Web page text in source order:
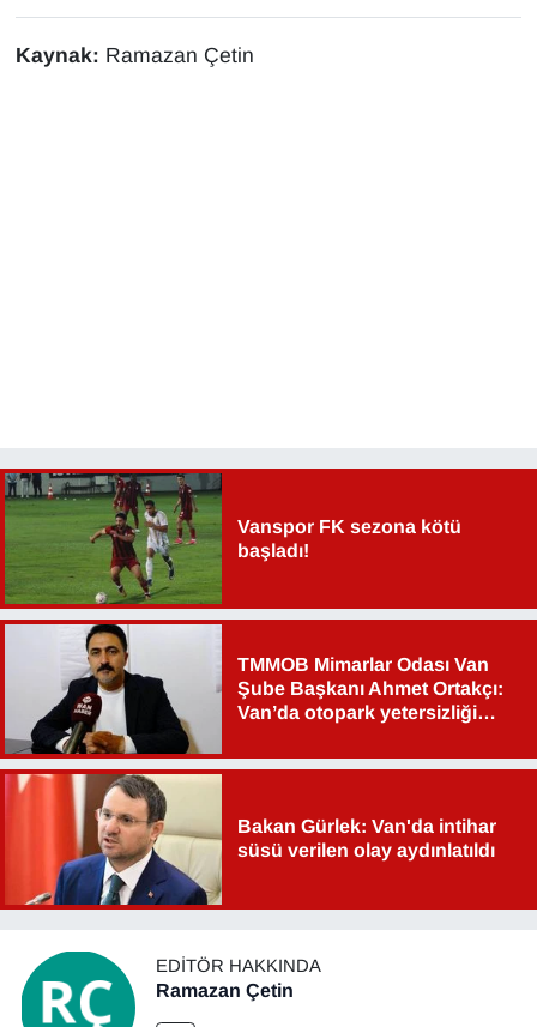
Kaynak: Ramazan Çetin
Vanspor FK sezona kötü
başladı!
TMMOB Mimarlar Odası Van
Şube Başkanı Ahmet Ortakçı:
Van’da otopark yetersizliği
Bakan Gürlek: Van'da intihar
süsü verilen olay aydınlatıldı
EDITÖR HAKKINDA
Ramazan Çetin
SPOR
YEREL